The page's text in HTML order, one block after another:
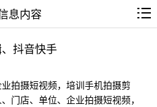
息内容
抖音快手
拍摄短视频，培训手机拍摄剪
门店、单位、企业拍摄短视频，